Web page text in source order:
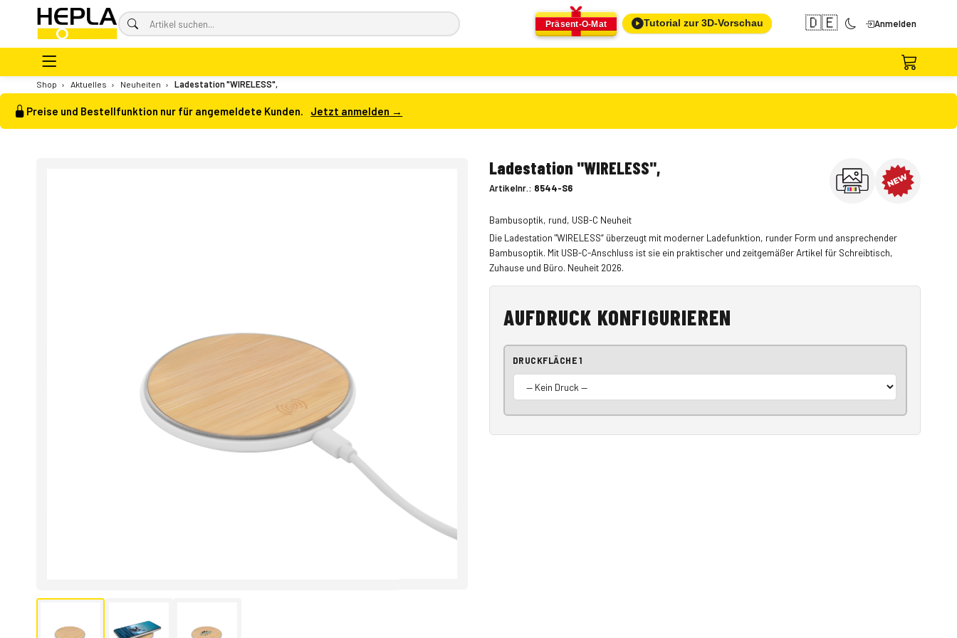
Präsent-O-Mat Tutorial zur 3D-Vorschau 🇩🇪 Anmelden
Shop › Aktuelles › Neuheiten › Ladestation "WIRELESS",
Preise und Bestellfunktion nur für angemeldete Kunden. Jetzt anmelden →
Ladestation "WIRELESS",
Artikelnr.: 8544-S6
Bambusoptik, rund, USB-C Neuheit
Die Ladestation "WIRELESS“ überzeugt mit moderner Ladefunktion, runder Form und ansprechender
Bambusoptik. Mit USB-C-Anschluss ist sie ein praktischer und zeitgemäßer Artikel für Schreibtisch,
Zuhause und Büro. Neuheit 2026.
AUFDRUCK KONFIGURIEREN
DRUCKFLÄCHE 1